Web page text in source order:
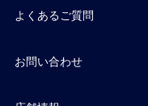
よくあるご質問
お問い合わせ